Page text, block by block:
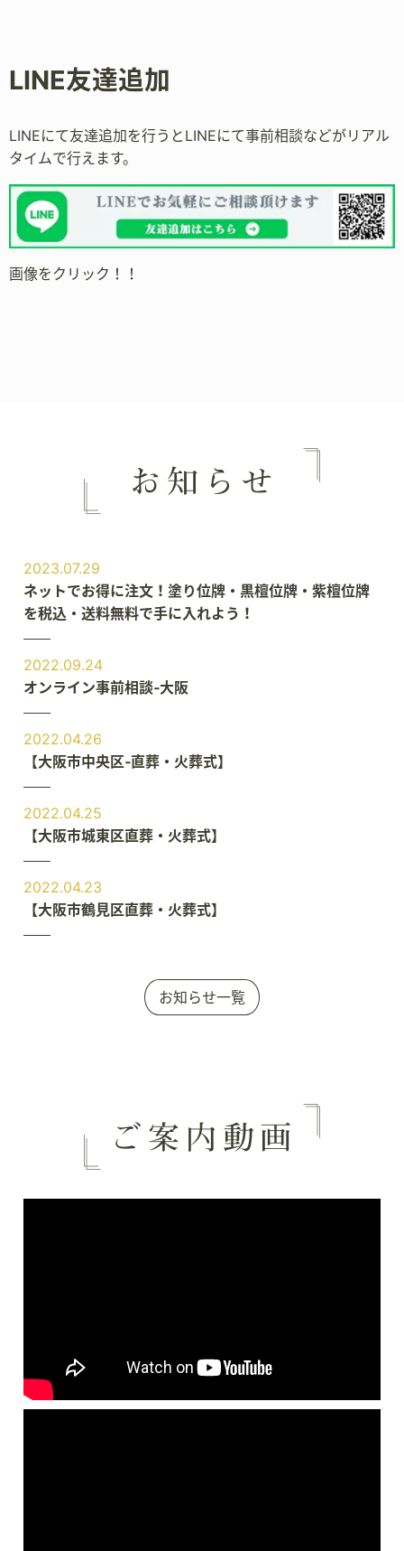
LINE友達追加
LINEにて友達追加を行うとLINEにて事前相談などがリアル
タイムで行えます。
画像をクリック！！
2023.07.29
ネットでお得に注文！塗り位牌・黒檀位牌・紫檀位牌
を税込・送料無料で手に入れよう！
2022.09.24
オンライン事前相談‐大阪
2022.04.26
【大阪市中央区‐直葬・火葬式】
2022.04.25
【大阪市城東区直葬・火葬式】
2022.04.23
【大阪市鶴見区直葬・火葬式】
お知らせ一覧